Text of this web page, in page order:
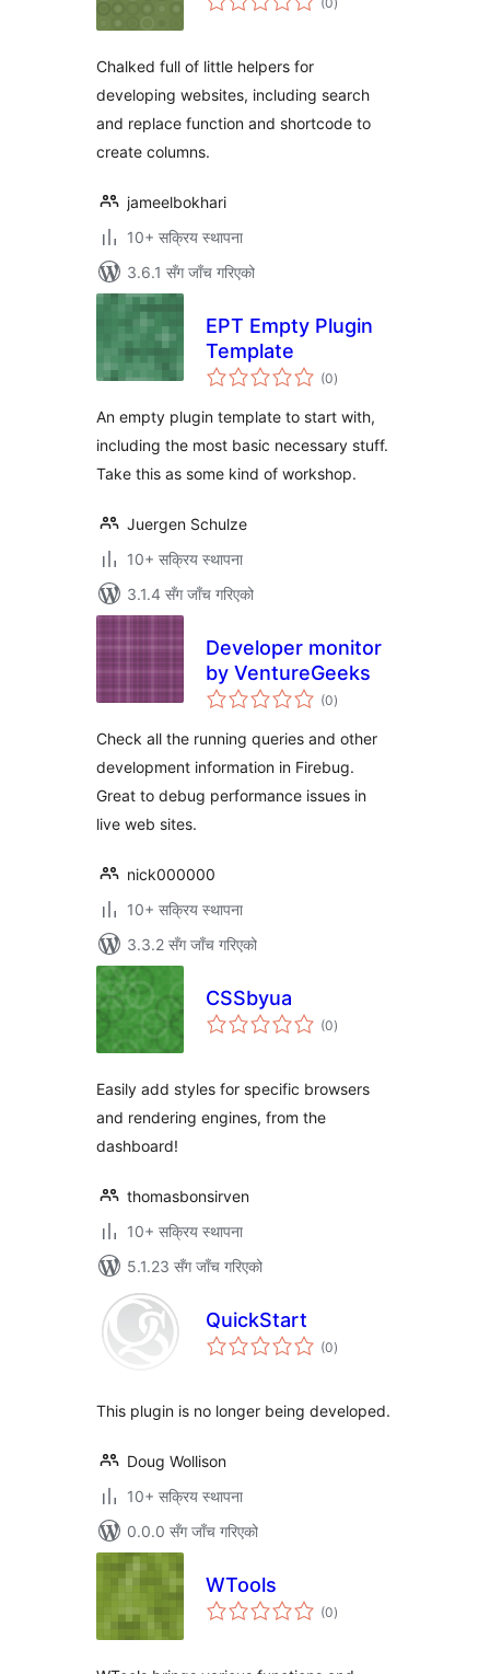
रेटिङ्गहरू
Chalked full of little helpers for
developing websites, including search
and replace function and shortcode to
create columns.
jameelbokhari
10+ सक्रिय स्थापना
3.6.1 सँग जाँच गरिएको
EPT Empty Plugin
Template
(0कुल
रेटिङ्गहरू
)
An empty plugin template to start with,
including the most basic necessary stuff.
Take this as some kind of workshop.
Juergen Schulze
10+ सक्रिय स्थापना
3.1.4 सँग जाँच गरिएको
Developer monitor
by VentureGeeks
(0कुल
रेटिङ्गहरू
)
Check all the running queries and other
development information in Firebug.
Great to debug performance issues in
live web sites.
nick000000
10+ सक्रिय स्थापना
3.3.2 सँग जाँच गरिएको
CSSbyua
(0कुल
रेटिङ्गहरू
)
Easily add styles for specific browsers
and rendering engines, from the
dashboard!
thomasbonsirven
10+ सक्रिय स्थापना
5.1.23 सँग जाँच गरिएको
QuickStart
(0कुल
रेटिङ्गहरू
)
This plugin is no longer being developed.
Doug Wollison
10+ सक्रिय स्थापना
0.0.0 सँग जाँच गरिएको
WTools
(0कुल
रेटिङ्गहरू
)